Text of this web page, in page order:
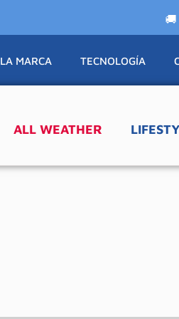
🚚 Envíos
LA MARCA TECNOLOGÍA
ALL WEATHER